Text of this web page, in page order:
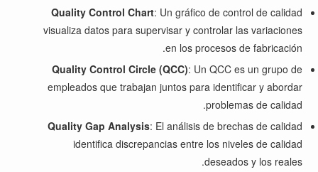
Quality Control Chart: Un gráfico de control de calidad
visualiza datos para supervisar y controlar las variaciones
en los procesos de fabricación.
Quality Control Circle (QCC): Un QCC es un grupo de
empleados que trabajan juntos para identificar y abordar
problemas de calidad.
Quality Gap Analysis: El análisis de brechas de calidad
identifica discrepancias entre los niveles de calidad
deseados y los reales.